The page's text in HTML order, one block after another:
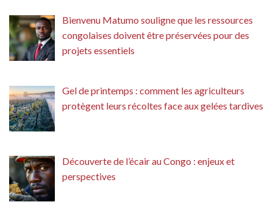
Bienvenu Matumo souligne que les ressources
congolaises doivent être préservées pour des
projets essentiels
Gel de printemps : comment les agriculteurs
protègent leurs récoltes face aux gelées tardives
Découverte de l’écair au Congo : enjeux et
perspectives